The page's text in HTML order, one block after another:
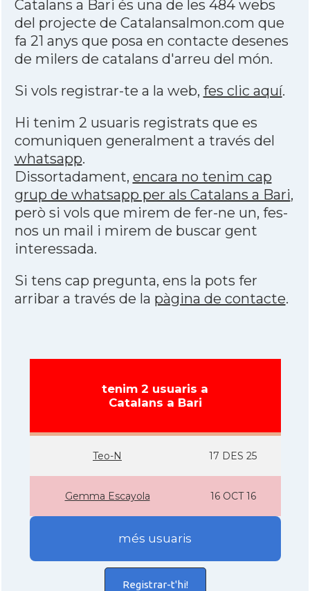
Catalans a Bari és una de les 484 webs
del projecte de Catalansalmon.com que
fa 21 anys que posa en contacte desenes
de milers de catalans d'arreu del món.
Si vols registrar-te a la web, fes clic aquí.
Hi tenim 2 usuaris registrats que es
comuniquen generalment a través del
whatsapp.
Dissortadament, encara no tenim cap
grup de whatsapp per als Catalans a Bari,
però si vols que mirem de fer-ne un, fes-
nos un mail i mirem de buscar gent
interessada.
Si tens cap pregunta, ens la pots fer
arribar a través de la pàgina de contacte.
tenim 2 usuaris a
Catalans a Bari
Teo-N 17 DES 25
Gemma Escayola 16 OCT 16
més usuaris
Registrar-t'hi!